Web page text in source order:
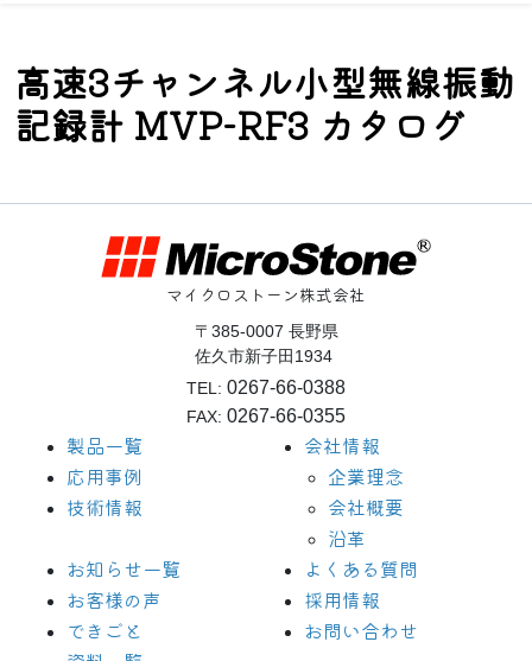
高速3チャンネル小型無線振動
記録計 MVP-RF3 カタログ
マイクロストーン株式会社
〒385-0007 長野県
佐久市新子田1934
TEL: 0267-66-0388
FAX: 0267-66-0355
製品一覧
応用事例
技術情報
会社情報
企業理念
会社概要
沿革
お知らせ一覧
お客様の声
できごと
よくある質問
採用情報
お問い合わせ